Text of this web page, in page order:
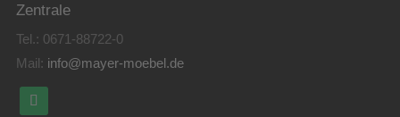
Zentrale
Tel.: 0671-88722-0
Mail: info@mayer-moebel.de